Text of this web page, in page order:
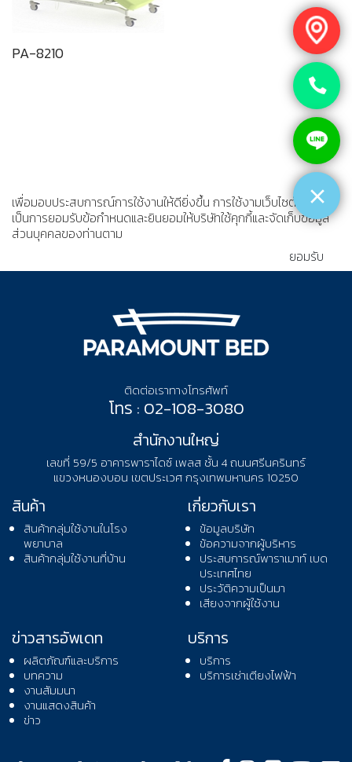
PA-8210
เพื่อมอบประสบการณ์การใช้งานให้ดียิ่งขึ้น การใช้งามเว็บไซต์นี้
เป็นการยอมรับข้อกำหนดและยินยอมให้บริษัทใช้คุกกี้และจัดเก็บข้อมูล
ส่วนบุคคลของท่านตาม
ยอมรับ
ติดต่อเราทางโทรศัพท์
โทร : 02-108-3080
สำนักงานใหญ่
เลขที่ 59/5 อาคารพาราไดซ์ เพลส ชั้น 4 ถนนศรีนครินทร์
แขวงหนองบอน เขตประเวศ กรุงเทพมหานคร 10250
สินค้า
สินค้ากลุ่มใช้งานในโรง
พยาบาล
สินค้ากลุ่มใช้งานที่บ้าน
เกี่ยวกับเรา
ข้อมูลบริษัท
ข้อความจากผู้บริหาร
ประสบการณ์พาราเมาท์ เบด
ประเทศไทย
ประวัติความเป็นมา
เสียงจากผู้ใช้งาน
ข่าวสารอัพเดท
ผลิตภัณฑ์และบริการ
บทความ
งานสัมมนา
งานแสดงสินค้า
ข่าว
บริการ
บริการ
บริการเช่าเตียงไฟฟ้า